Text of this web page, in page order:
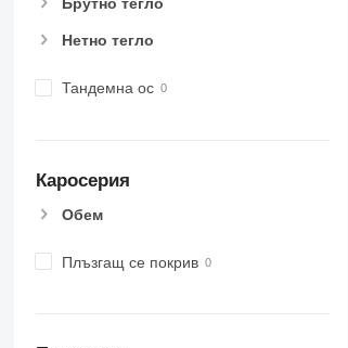
Нетно тегло
Тандемна ос
Каросерия
Обем
Плъзгащ се покрив